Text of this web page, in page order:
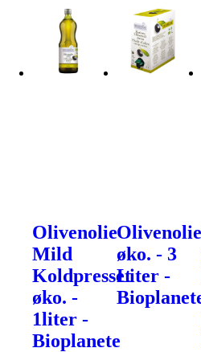
Olivenolie
Mild
Koldpresset
øko. -
1liter -
Bioplanete
Olivenolie
øko. - 3
Liter -